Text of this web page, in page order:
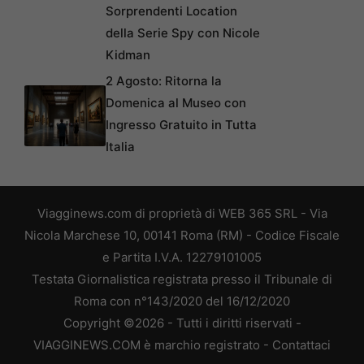
Sorprendenti Location
della Serie Spy con Nicole
Kidman
2 Agosto: Ritorna la
Domenica al Museo con
Ingresso Gratuito in Tutta
Italia
Viagginews.com di proprietà di WEB 365 SRL - Via
Nicola Marchese 10, 00141 Roma (RM) - Codice Fiscale
e Partita I.V.A. 12279101005
Testata Giornalistica registrata presso il Tribunale di
Roma con n°143/2020 del 16/12/2020
Copyright ©2026 - Tutti i diritti riservati -
VIAGGINEWS.COM è marchio registrato - Contattaci